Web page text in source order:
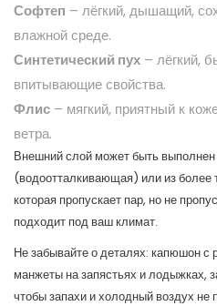
Софтеп – лёгкий, дышащий,
влажной среде.
Синтетический пух – лёгкий,
впитывающие свойства.
Флис – мягкий, приятный к
ветра.
Внешний слой может быть выполнен
(водоотталкивающая) или из более
которая пропускает пар, но не
подходит под ваш климат.
Не забывайте о деталях: капюшон
манжеты на запястьях и лодыжках,
чтобы запахи и холодный воздух не